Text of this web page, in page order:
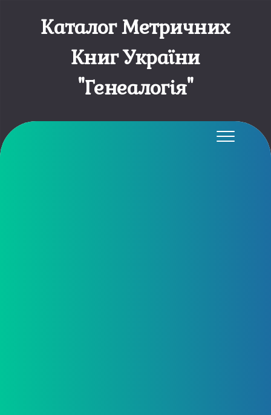
Каталог Метричних
Книг України
"Генеалогія"